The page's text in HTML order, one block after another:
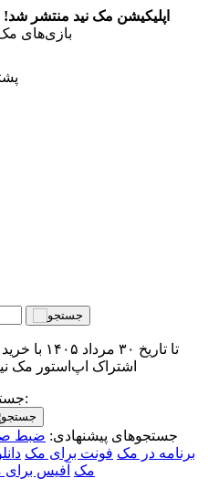
اپلیکیشن مک نید منتشر شد!
بازی‌های
اشتراک اپ‌استور مک
جستجو در کامل‌ترین آرشیو مک ایران:
جستجوهای پیشنهادی: ضبط
برنامه در مک فونت برای مک
برنامه‌های Adobe مک آفیس